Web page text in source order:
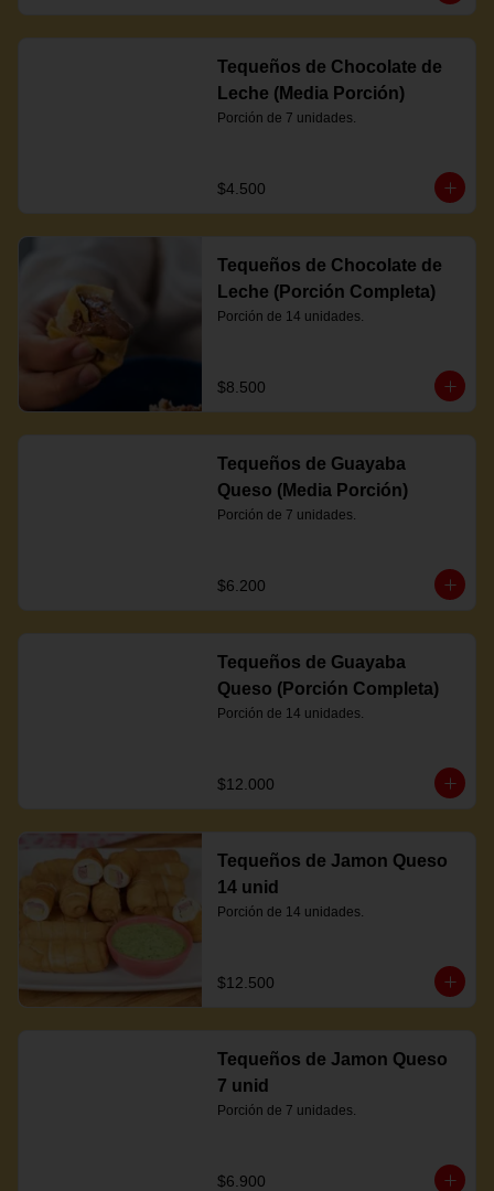
Tequeños de Chocolate de
Leche (Media Porción)
Porción de 7 unidades.
$4.500
Tequeños de Chocolate de
Leche (Porción Completa)
Porción de 14 unidades.
$8.500
Tequeños de Guayaba
Queso (Media Porción)
Porción de 7 unidades.
$6.200
Tequeños de Guayaba
Queso (Porción Completa)
Porción de 14 unidades.
$12.000
Tequeños de Jamon Queso
14 unid
Porción de 14 unidades.
$12.500
Tequeños de Jamon Queso
7 unid
Porción de 7 unidades.
$6.900